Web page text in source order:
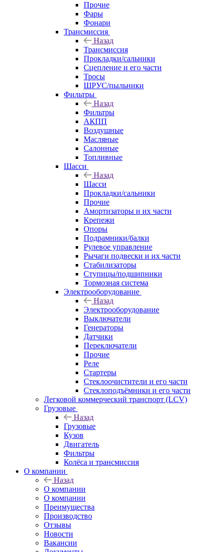
Прочие
Фары
Фонари
Трансмиссия
Назад
Трансмиссия
Прокладки/сальники
Сцепление и его части
Тросы
ШРУС/пыльники
Фильтры
Назад
Фильтры
АКПП
Воздушные
Масляные
Салонные
Топливные
Шасси
Назад
Шасси
Прокладки/сальники
Прочие
Амортизаторы и их части
Крепежи
Опоры
Подрамники/балки
Рулевое управление
Рычаги подвески и их части
Стабилизаторы
Ступицы/подшипники
Тормозная система
Электрооборудование
Назад
Электрооборудование
Выключатели
Генераторы
Датчики
Переключатели
Прочие
Реле
Стартеры
Стеклоочистители и его части
Стеклоподъёмники и его части
Легковой коммерческий транспорт (LCV)
Грузовые
Назад
Грузовые
Кузов
Двигатель
Фильтры
Колёса и трансмиссия
О компании
Назад
О компании
О компании
Преимущества
Производство
Отзывы
Новости
Вакансии